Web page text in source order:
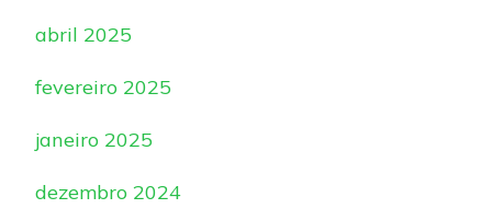
abril 2025
fevereiro 2025
janeiro 2025
dezembro 2024